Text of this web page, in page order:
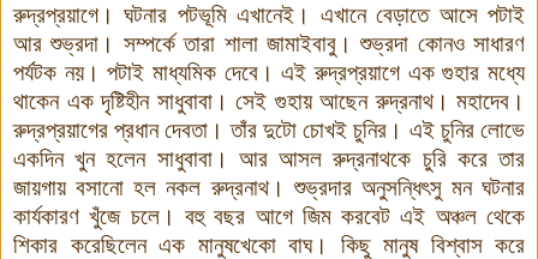
রুদ্রপ্রয়াগে। ঘটনার পটভূমি এখানেই। এখানে বেড়াতে আসে পটাই
আর শুভ্রদা। সম্পর্কে তারা শালা জামাইবাবু। শুভ্রদা কোনও সাধারণ
পর্যটক নয়। পটাই মাধ্যমিক দেবে। এই রুদ্রপ্রয়াগে এক গুহার মধ্যে
থাকেন এক দৃষ্টিহীন সাধুবাবা। সেই গুহায় আছেন রুদ্রনাথ। মহাদেব।
রুদ্রপ্রয়াগের প্রধান দেবতা। তাঁর দুটো চোখই চুনির। এই চুনির লোভে
একদিন খুন হলেন সাধুবাবা। আর আসল রুদ্রনাথকে চুরি করে তার
জায়গায় বসানো হল নকল রুদ্রনাথ। শুভ্রদার অনুসন্ধিৎসু মন ঘটনার
কার্যকারণ খুঁজে চলে। বহু বছর আগে জিম করবেট এই অঞ্চল থেকে
শিকার করেছিলেন এক মানুষখেকো বাঘ। কিছু মানুষ বিশ্বাস করে